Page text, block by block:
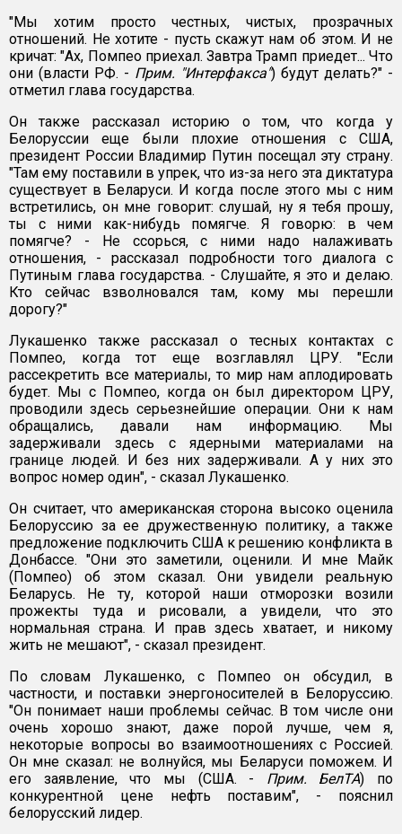
"Мы хотим просто честных, чистых, прозрачных
отношений. Не хотите - пусть скажут нам об этом. И не
кричат: "Ах, Помпео приехал. Завтра Трамп приедет... Что
они (власти РФ. - Прим. "Интерфакса") будут делать?" -
отметил глава государства.
Он также рассказал историю о том, что когда у
Белоруссии еще были плохие отношения с США,
президент России Владимир Путин посещал эту страну.
"Там ему поставили в упрек, что из-за него эта диктатура
существует в Беларуси. И когда после этого мы с ним
встретились, он мне говорит: слушай, ну я тебя прошу,
ты с ними как-нибудь помягче. Я говорю: в чем
помягче? - Не ссорься, с ними надо налаживать
отношения, - рассказал подробности того диалога с
Путиным глава государства. - Слушайте, я это и делаю.
Кто сейчас взволновался там, кому мы перешли
дорогу?"
Лукашенко также рассказал о тесных контактах с
Помпео, когда тот еще возглавлял ЦРУ. "Если
рассекретить все материалы, то мир нам аплодировать
будет. Мы с Помпео, когда он был директором ЦРУ,
проводили здесь серьезнейшие операции. Они к нам
обращались, давали нам информацию. Мы
задерживали здесь с ядерными материалами на
границе людей. И без них задерживали. А у них это
вопрос номер один", - сказал Лукашенко.
Он считает, что американская сторона высоко оценила
Белоруссию за ее дружественную политику, а также
предложение подключить США к решению конфликта в
Донбассе. "Они это заметили, оценили. И мне Майк
(Помпео) об этом сказал. Они увидели реальную
Беларусь. Не ту, которой наши отморозки возили
прожекты туда и рисовали, а увидели, что это
нормальная страна. И прав здесь хватает, и никому
жить не мешают", - сказал президент.
По словам Лукашенко, с Помпео он обсудил, в
частности, и поставки энергоносителей в Белоруссию.
"Он понимает наши проблемы сейчас. В том числе они
очень хорошо знают, даже порой лучше, чем я,
некоторые вопросы во взаимоотношениях с Россией.
Он мне сказал: не волнуйся, мы Беларуси поможем. И
его заявление, что мы (США. - Прим. БелТА) по
конкурентной цене нефть поставим", - пояснил
белорусский лидер.